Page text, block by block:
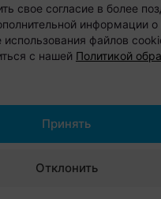
залив.
дня можно
или арендовать
детских
свое согласие в более
информации о
использования файлов
с нашей Политикой
Отклонить
Принять